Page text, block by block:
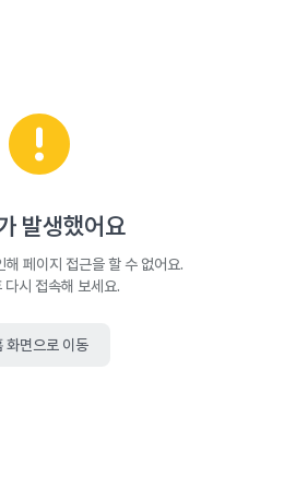
발생했어요
해 페이지 접근을 할 수 없어요.
다시 접속해 보세요.
화면으로 이동